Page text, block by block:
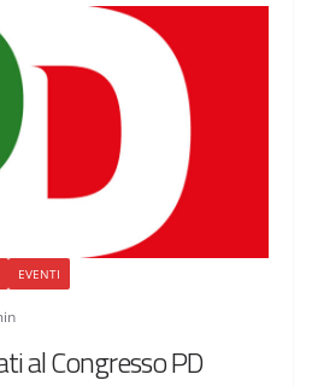
EVENTI
al Congresso PD